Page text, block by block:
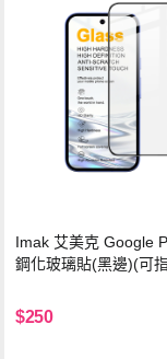
Imak 艾美克 Google
鋼化玻璃貼(黑邊)(可
$250